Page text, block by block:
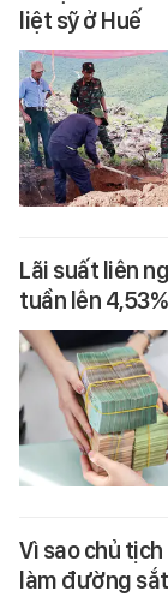
liệt sỹ ở Huế
Lãi suất liên
tuần lên 4,53%
Vì sao chủ
làm đường